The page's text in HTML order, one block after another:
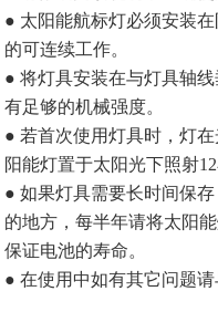
● 太阳能航标灯必须安装
的可连续工作。
● 将灯具安装在与灯具轴
有足够的机械强度。
● 若首次使用灯具时，灯
阳能灯置于太阳光下照射
● 如果灯具需要长时间保
的地方，每半年请将太阳
保证电池的寿命。
● 在使用中如有其它问题请